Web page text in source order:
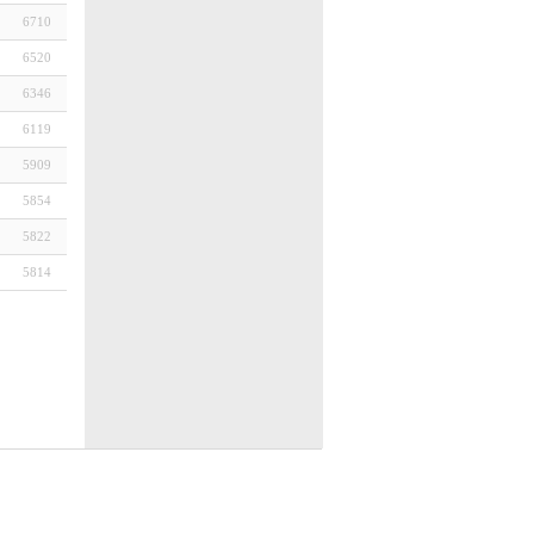
6710
6520
6346
6119
5909
5854
5822
5814